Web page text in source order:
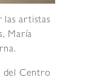
las artistas
María
del Centro